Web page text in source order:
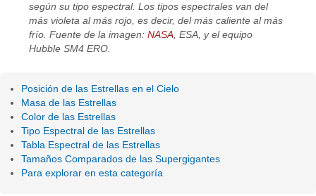
según su tipo espectral. Los tipos espectrales van del
más violeta al más rojo, es decir, del más caliente al más
frío. Fuente de la imagen:NASA, ESA, y el equipo
Hubble SM4 ERO.
Posición de las Estrellas en el Cielo
Masa de las Estrellas
Color de las Estrellas
Tipo Espectral de las Estrellas
Tabla Espectral de las Estrellas
Tamaños Comparados de las Supergigantes
Para explorar en esta categoría